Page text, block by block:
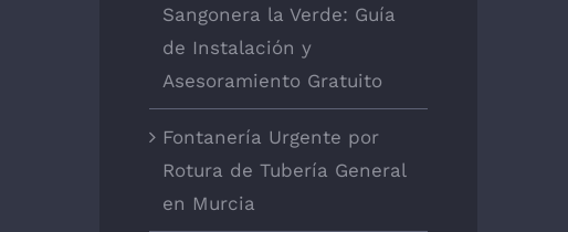
Sangonera la Verde: Guía
de Instalación y
Asesoramiento Gratuito
Fontanería Urgente por
Rotura de Tubería General
en Murcia